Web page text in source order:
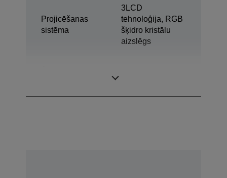
Projicēšanas
sistēma
3LCD
tehnoloģija, RGB
šķidro kristālu
aizslēgs